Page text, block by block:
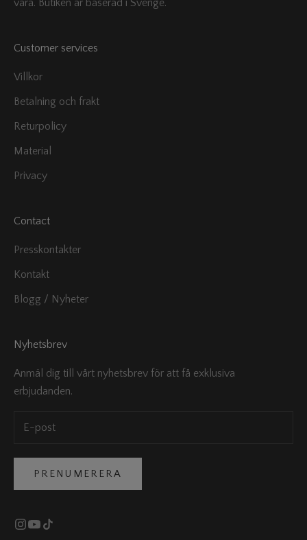
vara. Butiken är baserad i Sverige.
Customer services
Villkor
Betalning och frakt
Returpolicy
Material
Privacy
Contact
Presskontakter
Kontakt
Blogg / Nyheter
Nyhetsbrev
Anmäl dig till vårt nyhetsbrev för att få exklusiva
erbjudanden.
PRENUMERERA